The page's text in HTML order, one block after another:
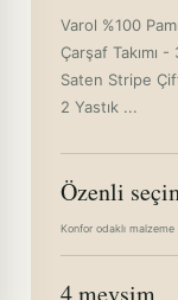
Varol %100
Çarşaf Takımı -
Saten Stripe
2 Yastık ...
Özenli
Konfor odaklı malzeme
4 mevsim